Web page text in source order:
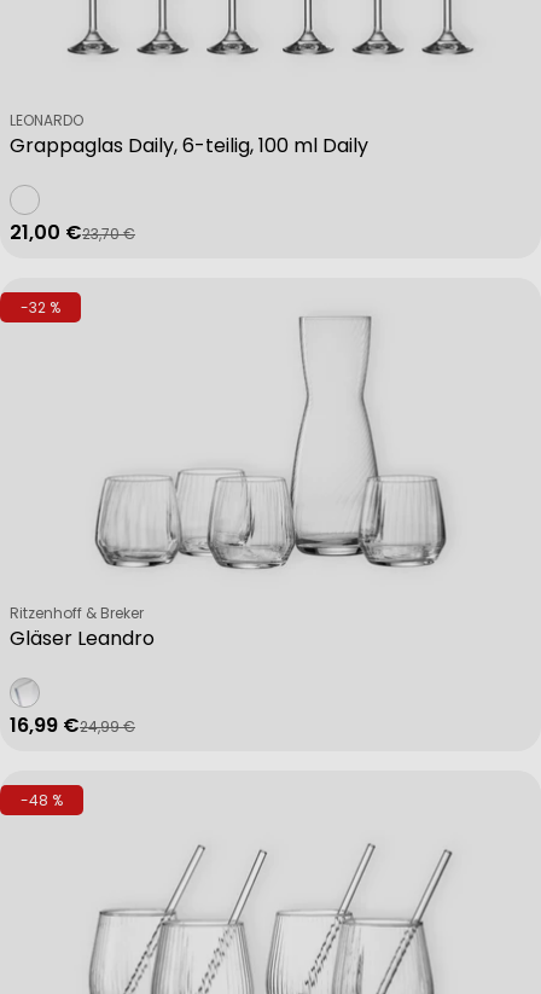
Grappaglas Daily, 6-teilig, 100 ml Daily
Verkäufer:
LEONARDO
Verkaufspreis
21,00 €
Regulärer Preis
23,70 €
-32 %
Gläser Leandro
Verkäufer:
Ritzenhoff & Breker
Verkaufspreis
16,99 €
Regulärer Preis
24,99 €
-48 %